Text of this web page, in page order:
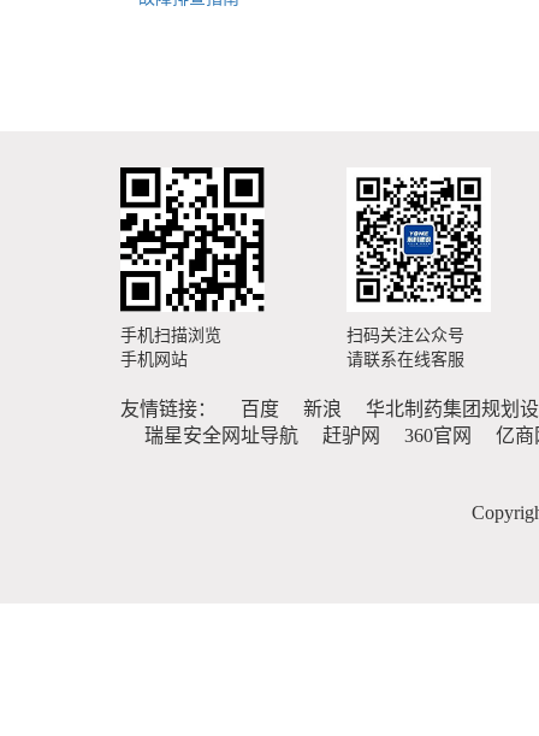
手机扫描浏览
手机网站
扫码关注公众号
请联系在线客服
友情链接： 百度 新浪
华北制药集团规划
瑞星安全网址导航
赶驴网 360官网 亿商